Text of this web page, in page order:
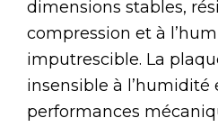
dimensions stables,
compression et à
imputrescible. La
insensible à l’humidité
performances